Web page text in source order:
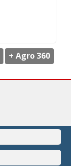
+ Agro 360